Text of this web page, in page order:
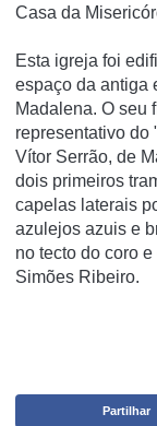
Casa da
Esta igreja foi
espaço da antiga
Madalena. O seu
representativo do
Vítor Serrão, de
dois primeiros
capelas laterais
azulejos azuis e
no tecto do coro
Simões Ribeiro.
Partilhar